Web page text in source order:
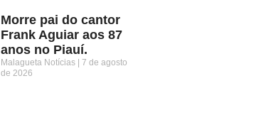
Morre pai do cantor
Frank Aguiar aos 87
anos no Piauí.
Malagueta Notícias
7 de agosto
de 2026